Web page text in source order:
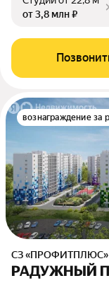
от 3,8 млн ₽
вознаграждение за
СЗ «ПРОФИТПЛЮС»
РАДУЖНЫЙ